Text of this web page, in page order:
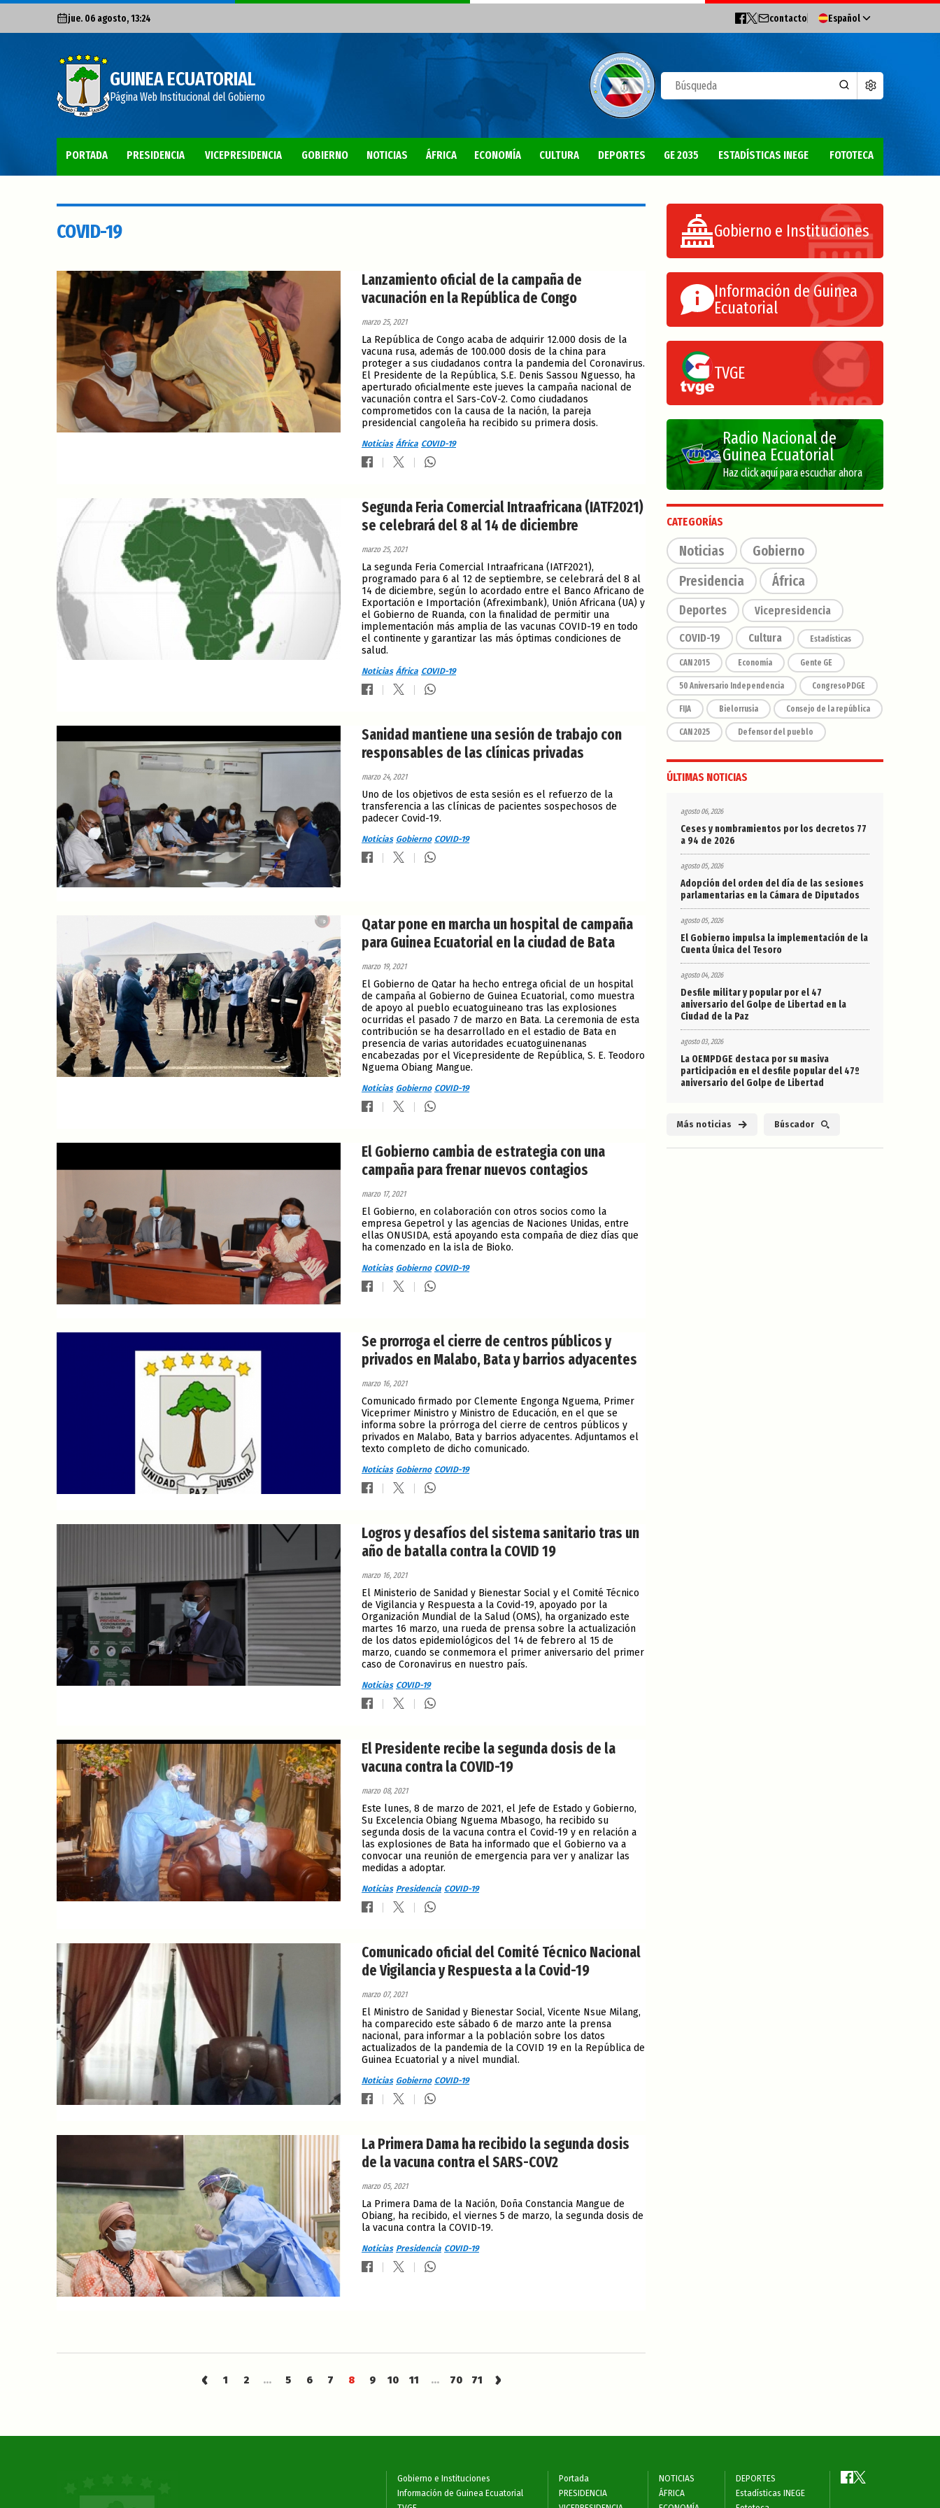
jue. 06 agosto, 13:24 contacto Español
GUINEA ECUATORIAL
Página Web Institucional del Gobierno
PORTADA PRESIDENCIA VICEPRESIDENCIA GOBIERNO NOTICIAS ÁFRICA ECONOMÍA CULTURA DEPORTES GE 2035 ESTADÍSTICAS INEGE FOTOTECA
COVID-19
Lanzamiento oficial de la campaña de
vacunación en la República de Congo
marzo 25, 2021
La República de Congo acaba de adquirir 12.000 dosis de la
vacuna rusa, además de 100.000 dosis de la china para
proteger a sus ciudadanos contra la pandemia del Coronavirus.
El Presidente de la República, S.E. Denis Sassou Nguesso, ha
aperturado oficialmente este jueves la campaña nacional de
vacunación contra el Sars-CoV-2. Como ciudadanos
comprometidos con la causa de la nación, la pareja
presidencial cangoleña ha recibido su primera dosis.
Noticias África COVID-19
Segunda Feria Comercial Intraafricana (IATF2021)
se celebrará del 8 al 14 de diciembre
marzo 25, 2021
La segunda Feria Comercial Intraafricana (IATF2021),
programado para 6 al 12 de septiembre, se celebrará del 8 al
14 de diciembre, según lo acordado entre el Banco Africano de
Exportación e Importación (Afreximbank), Unión Africana (UA) y
el Gobierno de Ruanda, con la finalidad de permitir una
implementación más amplia de las vacunas COVID-19 en todo
el continente y garantizar las más óptimas condiciones de
salud.
Noticias África COVID-19
Sanidad mantiene una sesión de trabajo con
responsables de las clínicas privadas
marzo 24, 2021
Uno de los objetivos de esta sesión es el refuerzo de la
transferencia a las clínicas de pacientes sospechosos de
padecer Covid-19.
Noticias Gobierno COVID-19
Qatar pone en marcha un hospital de campaña
para Guinea Ecuatorial en la ciudad de Bata
marzo 19, 2021
El Gobierno de Qatar ha hecho entrega oficial de un hospital
de campaña al Gobierno de Guinea Ecuatorial, como muestra
de apoyo al pueblo ecuatoguineano tras las explosiones
ocurridas el pasado 7 de marzo en Bata. La ceremonia de esta
contribución se ha desarrollado en el estadio de Bata en
presencia de varias autoridades ecuatoguinenanas
encabezadas por el Vicepresidente de República, S. E. Teodoro
Nguema Obiang Mangue.
Noticias Gobierno COVID-19
El Gobierno cambia de estrategia con una
campaña para frenar nuevos contagios
marzo 17, 2021
El Gobierno, en colaboración con otros socios como la
empresa Gepetrol y las agencias de Naciones Unidas, entre
ellas ONUSIDA, está apoyando esta compaña de diez días que
ha comenzado en la isla de Bioko.
Noticias Gobierno COVID-19
Se prorroga el cierre de centros públicos y
privados en Malabo, Bata y barrios adyacentes
marzo 16, 2021
Comunicado firmado por Clemente Engonga Nguema, Primer
Viceprimer Ministro y Ministro de Educación, en el que se
informa sobre la prórroga del cierre de centros públicos y
privados en Malabo, Bata y barrios adyacentes. Adjuntamos el
texto completo de dicho comunicado.
Noticias Gobierno COVID-19
Logros y desafíos del sistema sanitario tras un
año de batalla contra la COVID 19
marzo 16, 2021
El Ministerio de Sanidad y Bienestar Social y el Comité Técnico
de Vigilancia y Respuesta a la Covid-19, apoyado por la
Organización Mundial de la Salud (OMS), ha organizado este
martes 16 marzo, una rueda de prensa sobre la actualización
de los datos epidemiológicos del 14 de febrero al 15 de
marzo, cuando se conmemora el primer aniversario del primer
caso de Coronavirus en nuestro país.
Noticias COVID-19
El Presidente recibe la segunda dosis de la
vacuna contra la COVID-19
marzo 08, 2021
Este lunes, 8 de marzo de 2021, el Jefe de Estado y Gobierno,
Su Excelencia Obiang Nguema Mbasogo, ha recibido su
segunda dosis de la vacuna contra el Covid-19 y en relación a
las explosiones de Bata ha informado que el Gobierno va a
convocar una reunión de emergencia para ver y analizar las
medidas a adoptar.
Noticias Presidencia COVID-19
Comunicado oficial del Comité Técnico Nacional
de Vigilancia y Respuesta a la Covid-19
marzo 07, 2021
El Ministro de Sanidad y Bienestar Social, Vicente Nsue Milang,
ha comparecido este sábado 6 de marzo ante la prensa
nacional, para informar a la población sobre los datos
actualizados de la pandemia de la COVID 19 en la República de
Guinea Ecuatorial y a nivel mundial.
Noticias Gobierno COVID-19
La Primera Dama ha recibido la segunda dosis
de la vacuna contra el SARS-COV2
marzo 05, 2021
La Primera Dama de la Nación, Doña Constancia Mangue de
Obiang, ha recibido, el viernes 5 de marzo, la segunda dosis de
la vacuna contra la COVID-19.
Noticias Presidencia COVID-19
‹ 1 2 ... 5 6 7 8 9 10 11 ... 70 71 ›
Gobierno e Instituciones
Información de Guinea
Ecuatorial
TVGE
Radio Nacional de
Guinea Ecuatorial
Haz click aquí para escuchar ahora
CATEGORÍAS
Noticias
Gobierno
Presidencia
África
Deportes Vicepresidencia
COVID-19 Cultura Estadísticas
CAN 2015 Economía Gente GE
50 Aniversario Independencia CongresoPDGE
FIJA Bielorrusia Consejo de la república
CAN 2025 Defensor del pueblo
ÚLTIMAS NOTICIAS
agosto 06, 2026
Ceses y nombramientos por los decretos 77
a 94 de 2026
agosto 05, 2026
Adopción del orden del día de las sesiones
parlamentarias en la Cámara de Diputados
agosto 05, 2026
El Gobierno impulsa la implementación de la
Cuenta Única del Tesoro
agosto 04, 2026
Desfile militar y popular por el 47
aniversario del Golpe de Libertad en la
Ciudad de la Paz
agosto 03, 2026
La OEMPDGE destaca por su masiva
participación en el desfile popular del 47º
aniversario del Golpe de Libertad
Más noticias Búscador
Gobierno e Instituciones
Información de Guinea Ecuatorial
Portada
PRESIDENCIA
NOTICIAS
ÁFRICA
DEPORTES
Estadísticas INEGE